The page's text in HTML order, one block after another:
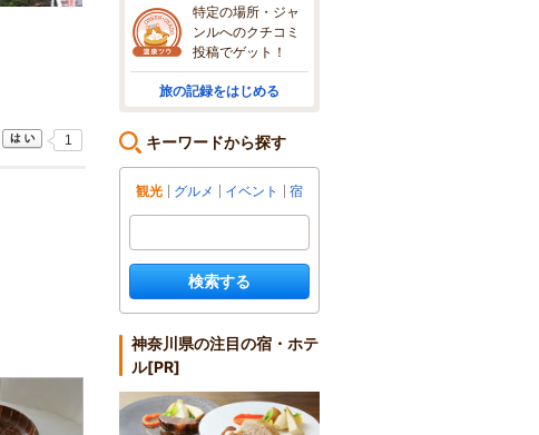
1
特定の場所・ジャ
ンルへのクチコミ
投稿でゲット！
旅の記録をはじめる
キーワードから探す
観光 グルメ イベント 宿
検索する
神奈川県の注目の宿・ホテ
ル[PR]